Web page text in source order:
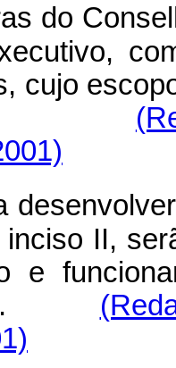
do
cujo
II,
e